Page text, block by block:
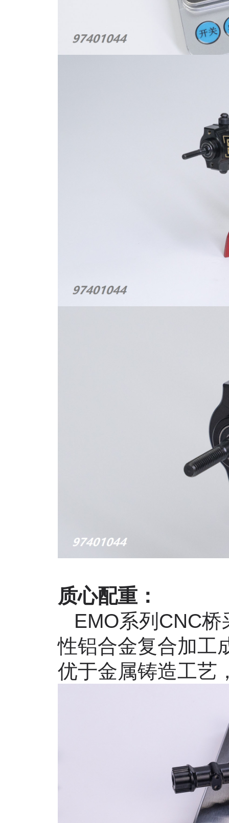
质心配重：
EMO系列 CNC桥
性铝合金复合加工
优于金属铸造工艺